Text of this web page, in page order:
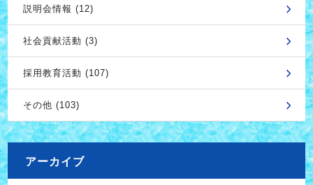
説明会情報 (12)
社会貢献活動 (3)
採用教育活動 (107)
その他 (103)
アーカイブ